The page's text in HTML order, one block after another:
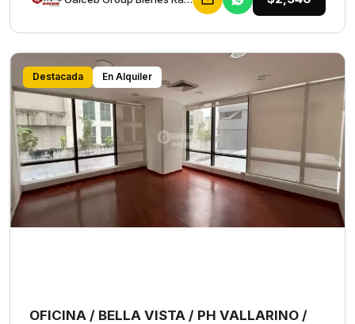
Destacada En Alquiler
OFICINA / BELLA VISTA / PH VALLARINO /